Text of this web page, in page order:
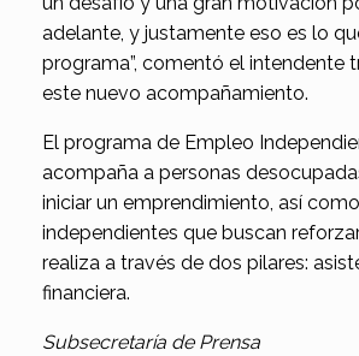
adelante, y justamente eso es lo
programa”, comentó el intendente
este nuevo acompañamiento.
El programa de Empleo
acompaña a personas
iniciar un emprendimiento, así
independientes que buscan
realiza a través de dos pilares:
financiera.
Subsecretaría de Prensa